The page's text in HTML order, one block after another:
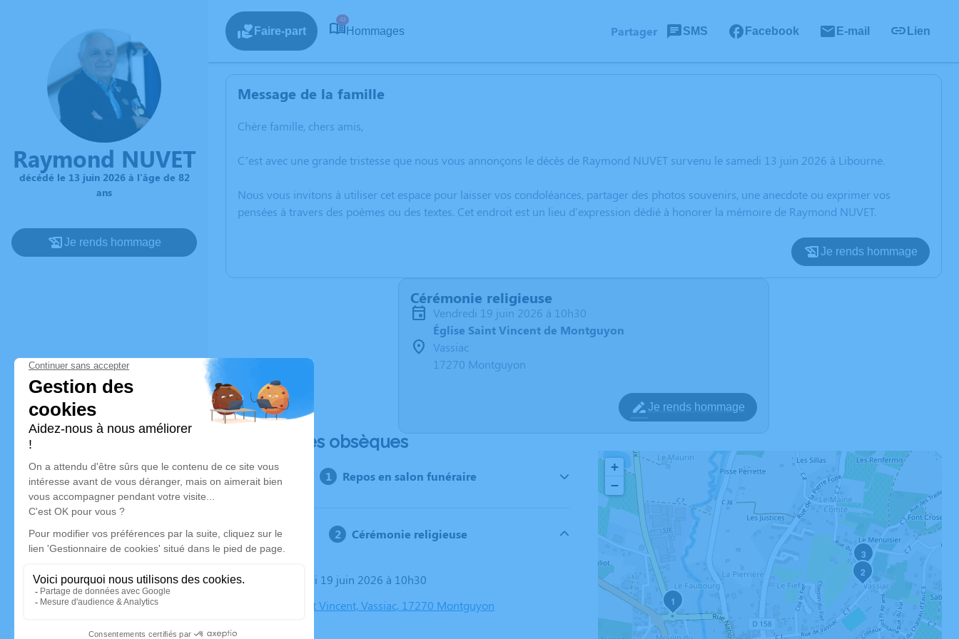
Raymond NUVET
décédé le 13 juin 2026 à l'âge de 82
ans
Je rends hommage
Faire-part
43
Hommages Partager SMS Facebook E-mail Lien
Message de la famille
Chère famille, chers amis,
C’est avec une grande tristesse que nous vous annonçons le décès de Raymond NUVET survenu le samedi 13 juin 2026 à Libourne.
Nous vous invitons à utiliser cet espace pour laisser vos condoléances, partager des photos souvenirs, une anecdote ou exprimer vos
pensées à travers des poèmes ou des textes. Cet endroit est un lieu d'expression dédié à honorer la mémoire de Raymond NUVET.
Je rends hommage
Cérémonie religieuse
vendredi 19 juin 2026 à 10h30
Église Saint Vincent de Montguyon
Vassiac
17270 Montguyon
Je rends hommage
Déroulé des obsèques
Repos en salon funéraire
Cérémonie religieuse
Le vendredi 19 juin 2026 à 10h30
Église Saint Vincent, Vassiac, 17270 Montguyon
1
2
3
+
−